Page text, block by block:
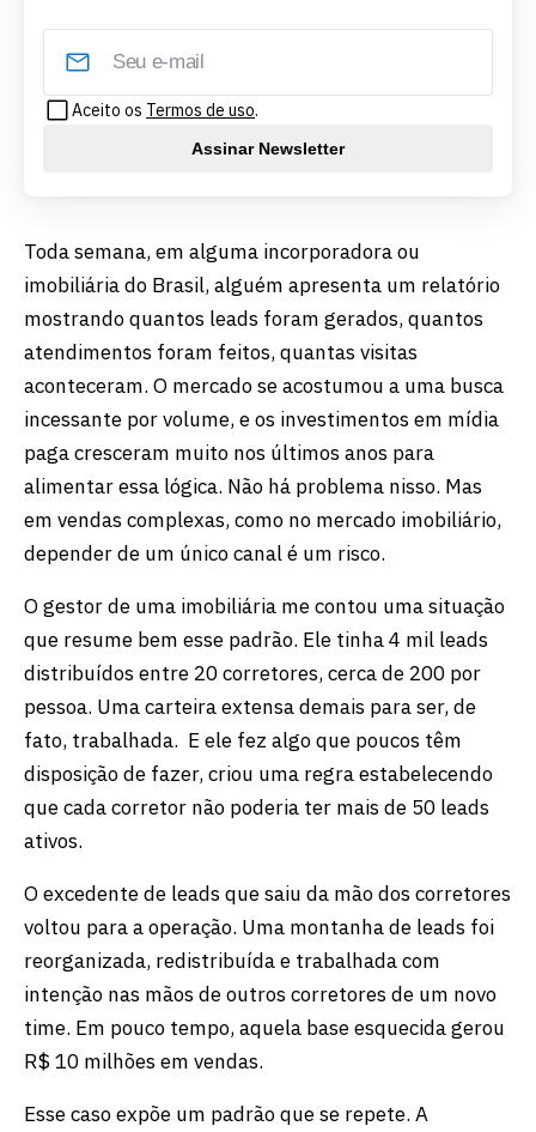
Aceito os Termos de uso.
Assinar Newsletter
Toda semana, em alguma incorporadora ou
imobiliária do Brasil, alguém apresenta um relatório
mostrando quantos leads foram gerados, quantos
atendimentos foram feitos, quantas visitas
aconteceram. O mercado se acostumou a uma busca
incessante por volume, e os investimentos em mídia
paga cresceram muito nos últimos anos para
alimentar essa lógica. Não há problema nisso. Mas
em vendas complexas, como no mercado imobiliário,
depender de um único canal é um risco.
O gestor de uma imobiliária me contou uma situação
que resume bem esse padrão. Ele tinha 4 mil leads
distribuídos entre 20 corretores, cerca de 200 por
pessoa. Uma carteira extensa demais para ser, de
fato, trabalhada. E ele fez algo que poucos têm
disposição de fazer, criou uma regra estabelecendo
que cada corretor não poderia ter mais de 50 leads
ativos.
O excedente de leads que saiu da mão dos corretores
voltou para a operação. Uma montanha de leads foi
reorganizada, redistribuída e trabalhada com
intenção nas mãos de outros corretores de um novo
time. Em pouco tempo, aquela base esquecida gerou
R$ 10 milhões em vendas.
Esse caso expõe um padrão que se repete. A